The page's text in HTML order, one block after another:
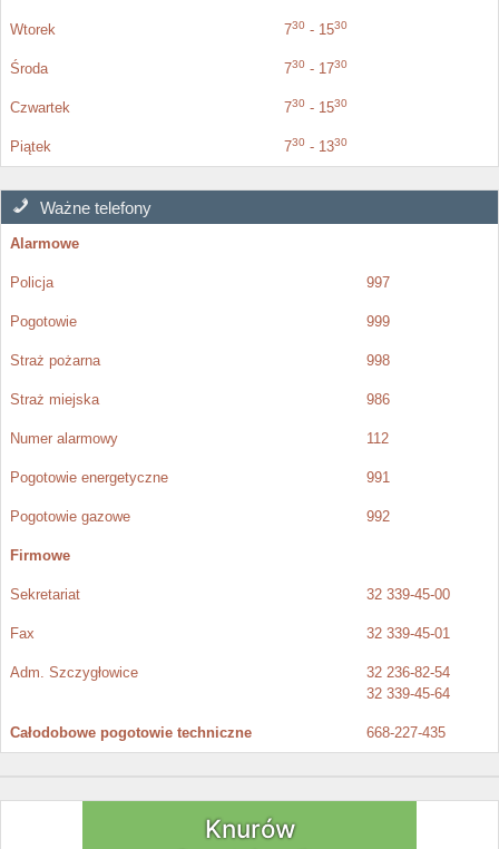
Wtorek 730 - 1530
Środa 730 - 1730
Czwartek 730 - 1530
Piątek 730 - 1330
Ważne telefony
Alarmowe
Policja 997
Pogotowie 999
Straż pożarna 998
Straż miejska 986
Numer alarmowy 112
Pogotowie energetyczne 991
Pogotowie gazowe 992
Firmowe
Sekretariat 32 339-45-00
Fax 32 339-45-01
Adm. Szczygłowice
32 236-82-54
32 339-45-64
Całodobowe pogotowie techniczne 668-227-435